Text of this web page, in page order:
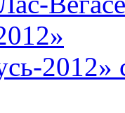
2012»